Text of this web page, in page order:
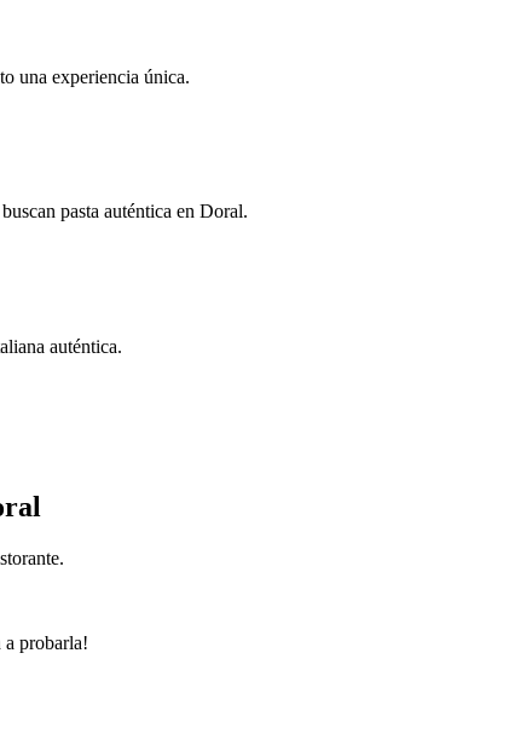
una experiencia única.
pasta auténtica en Doral.
auténtica.
a probarla!